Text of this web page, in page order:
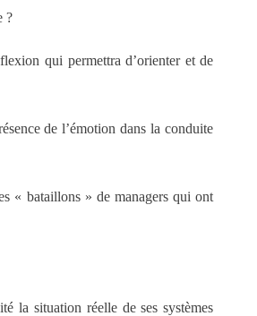
?
qui permettra d’orienter et de
de l’émotion dans la conduite
« bataillons » de managers qui ont
la situation réelle de ses systèmes